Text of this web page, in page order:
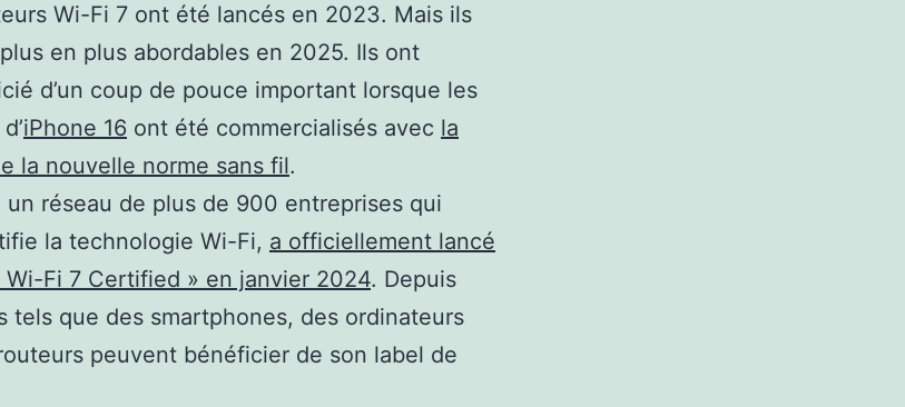
Wi-Fi 7 ont été lancés en 2023. Mais ils
en plus abordables en 2025. Ils ont
d’un coup de pouce important lorsque les
iPhone 16 ont été commercialisés avec la
la nouvelle norme sans fil.
un réseau de plus de 900 entreprises qui
la technologie Wi-Fi, a officiellement lancé
Wi-Fi 7 Certified » en janvier 2024. Depuis
tels que des smartphones, des ordinateurs
peuvent bénéficier de son label de